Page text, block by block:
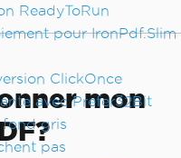
ReadyToRun
pour IronPdf.Slim
ClickOnce
avec Prefer32Bit
gris
pas
mon